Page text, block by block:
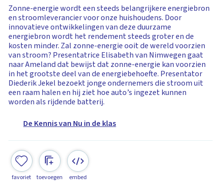
Zonne-energie wordt een steeds belangrijkere energiebron
en stroomleverancier voor onze huishoudens. Door
innovatieve ontwikkelingen van deze duurzame
energiebron wordt het rendement steeds groter en de
kosten minder. Zal zonne-energie ooit de wereld voorzien
van stroom? Presentatrice Elisabeth van Nimwegen gaat
naar Ameland dat bewijst dat zonne-energie kan voorzien
in het grootste deel van de energiebehoefte. Presentator
Diederik Jekel bezoekt jonge ondernemers die stroom uit
een raam halen en hij ziet hoe auto’s ingezet kunnen
worden als rijdende batterij.
De Kennis van Nu in de klas
favoriet toevoegen embed